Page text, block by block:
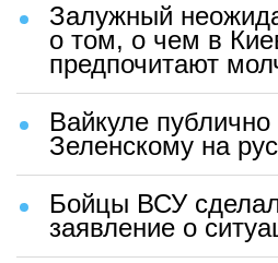
Залужный
о том, о чем в
предпочитают
Вайкуле
Зеленскому на
Бойцы ВСУ
заявление о